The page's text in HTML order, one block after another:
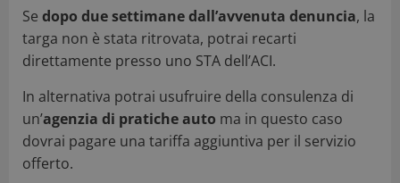
Se dopo due settimane dall’avvenuta denuncia, la
targa non è stata ritrovata, potrai recarti
direttamente presso uno STA dell’ACI.
In alternativa potrai usufruire della consulenza di
un’agenzia di pratiche auto ma in questo caso
dovrai pagare una tariffa aggiuntiva per il servizio
offerto.